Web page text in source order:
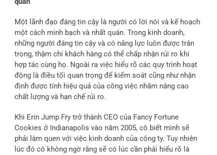
Một lãnh đạo đáng tin cậy là người có lời nói và kế hoạch
một cách minh bạch và nhất quán. Trong kinh doanh,
những người đáng tin cậy và có năng lực luôn được trân
trọng, thậm chí khách hàng có thể chấp nhận rủi ro khi
hợp tác cùng họ. Ngoài ra việc hiểu rõ các quy trình hoạt
động là điều tối quan trọng để kiểm soát cũng như nhận
định được tính hiệu quả của công việc nhằm nâng cao
chất lượng và hạn chế rủi ro.
Khi Erin Jump Fry trở thành CEO của Fancy Fortune
Cookies ở Indianapolis vào năm 2005, cô biết mình sẽ
phải làm quen với việc kinh doanh của công ty. Tuy nhiên
lúc đó cô không ngờ rằng sẽ có lúc cần phải hiểu rõ là